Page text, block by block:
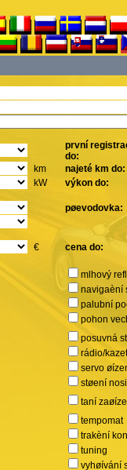
první
do:
km
najeté km do:
kW výkon do:
pøevodovka:
€ cena do:
mlhový
navigaèní
palubní
pohon
posuvná
rádio/
servo
støení
taní
tempomat
trakèní
tuning
vyhøívání